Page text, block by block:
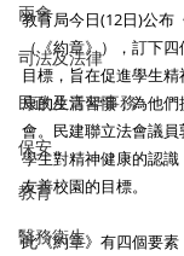
兩會
司法及法律
民政及青年事務
保安
教育
醫務衛生
教育局今日(12日)公布
（《約章》），訂下
目標，旨在促進學生
康的生活習慣，為他
會。民建聯立法會議
學生對精神健康的認
友善校園的目標。
此《約章》有四個要